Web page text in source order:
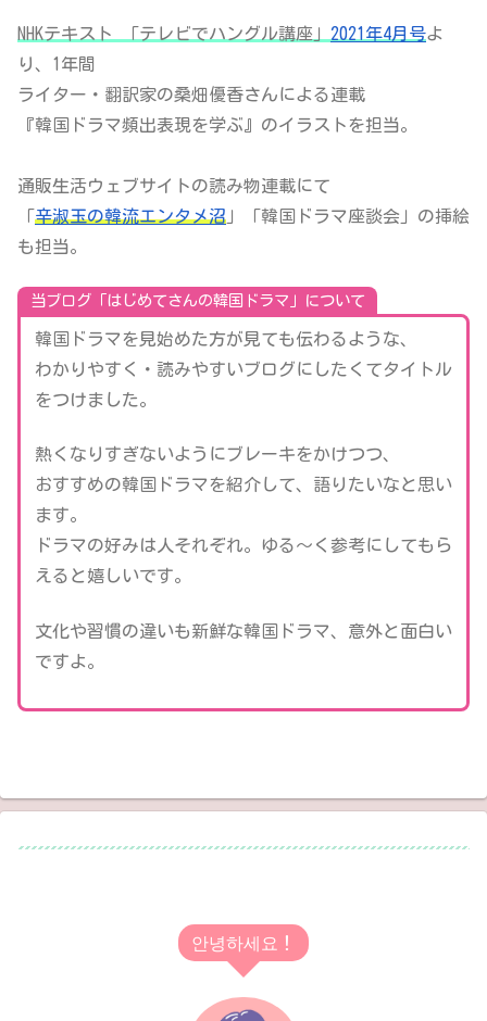
NHKテキスト 「テレビでハングル講座」 2021年4月号よ
り、1年間
ライター・翻訳家の桑畑優香さんによる連載
『韓国ドラマ頻出表現を学ぶ』のイラストを担当。
通販生活ウェブサイトの読み物連載にて
「 辛淑玉の韓流エンタメ沼 」「韓国ドラマ座談会」の挿絵
も担当。
当ブログ「はじめてさんの韓国ドラマ」について
韓国ドラマを見始めた方が見ても伝わるような、
わかりやすく・読みやすいブログにしたくてタイトル
をつけました。
熱くなりすぎないようにブレーキをかけつつ、
おすすめの韓国ドラマを紹介して、語りたいなと思い
ます。
ドラマの好みは人それぞれ。ゆる～く参考にしてもら
えると嬉しいです。
文化や習慣の違いも新鮮な韓国ドラマ、意外と面白い
ですよ。
안녕하세요！